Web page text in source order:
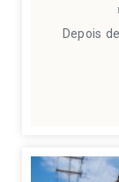
Depois